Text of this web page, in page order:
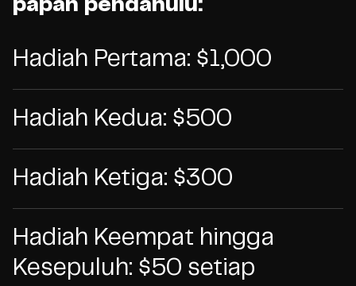
papan pendahulu:
Hadiah Pertama: $1,000
Hadiah Kedua: $500
Hadiah Ketiga: $300
Hadiah Keempat hingga
Kesepuluh: $50 setiap